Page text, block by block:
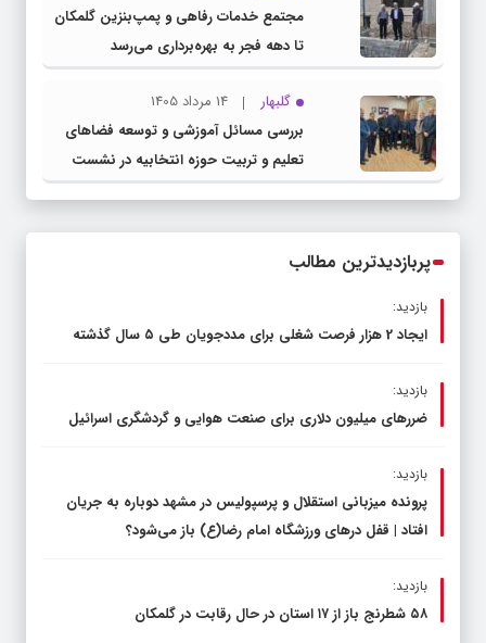
مجتمع خدمات رفاهی و پمپ‌بنزین گلمکان
تا دهه فجر به بهره‌برداری می‌رسد
گلبهار
14 مرداد 1405
بررسی مسائل آموزشی و توسعه فضاهای
تعلیم و تربیت حوزه انتخابیه در نشست
مشترک عضو کمیسیون آموزش مجلس با
پربازدیدترین مطالب
بازدید:
ایجاد 2 هزار فرصت شغلی برای مددجویان طی ۵ سال گذشته
بازدید:
ضررهای میلیون دلاری برای صنعت هوایی و گردشگری اسرائیل
بازدید:
پرونده میزبانی استقلال و پرسپولیس در مشهد دوباره به جریان
افتاد | قفل در‌های ورزشگاه امام رضا(ع) باز می‌شود؟
بازدید:
۵۸ شطرنج‌ باز از ۱۷ استان در حال رقابت در گلمکان